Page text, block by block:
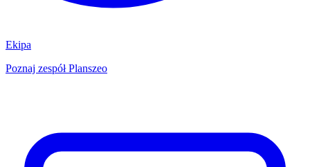
Ekipa
Poznaj zespół Planszeo